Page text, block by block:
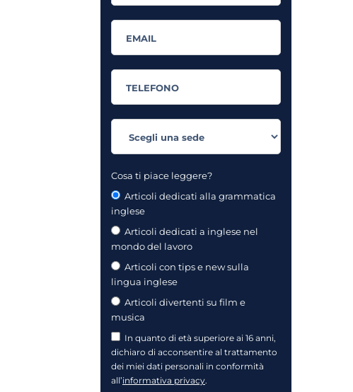
Cosa ti piace leggere?
Articoli dedicati alla grammatica
inglese
Articoli dedicati a inglese nel
mondo del lavoro
Articoli con tips e new sulla
lingua inglese
Articoli divertenti su film e
musica
In quanto di età superiore ai 16 anni,
dichiaro di acconsentire al trattamento
dei miei dati personali in conformità
all’informativa privacy.